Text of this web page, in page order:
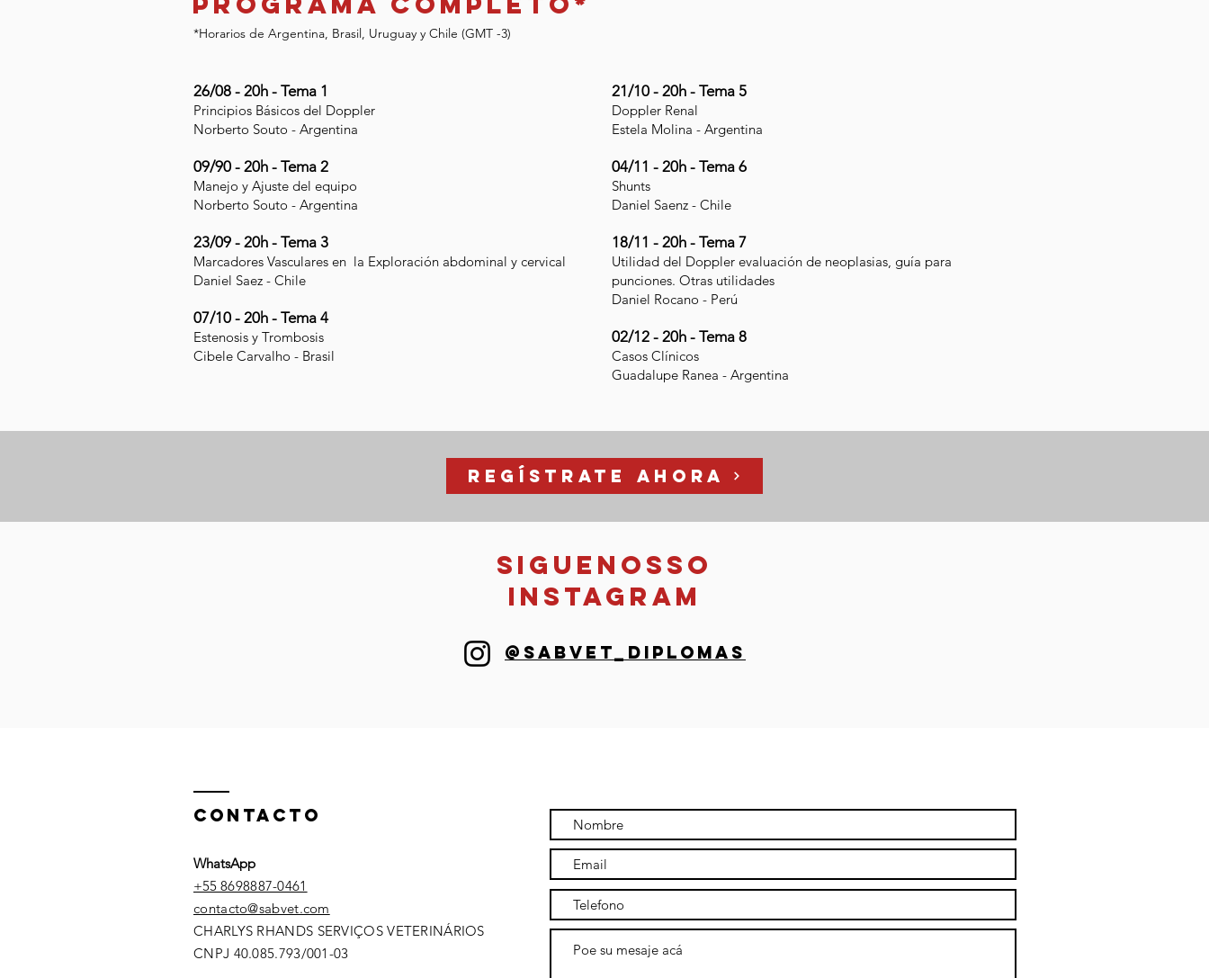
*Horarios de Argentina, Brasil, Uruguay y Chile (GMT -3)
26/08 - 20h - Tema 1
Principios Básicos del Doppler
Norberto Souto - Argentina
09/90 - 20h - Tema 2
Manejo y Ajuste del equipo
Norberto Souto - Argentina
23/09 - 20h - Tema 3
Marcadores Vasculares en la Exploración abdominal y cervical
Daniel Saez - Chile
07/10 - 20h - Tema 4
Estenosis y Trombosis
Cibele Carvalho - Brasil
21/10 - 20h - Tema 5
Doppler Renal
Estela Molina - Argentina
04/11 - 20h - Tema 6
Shunts
Daniel Saenz - Chile
18/11 - 20h - Tema 7
Utilidad del Doppler evaluación de neoplasias, guía para
punciones. Otras utilidades
Daniel Rocano - Perú
02/12 - 20h - Tema 8
Casos Clínicos
Guadalupe Ranea - Argentina
Regístrate ahora
siguenosso
instagram
@sabvet_diplomas
CONTACTO
WhatsApp
+55 8698887-0461
contacto@sabvet.com
CHARLYS RHANDS SERVIÇOS VETERINÁRIOS
CNPJ 40.085.793/001-03